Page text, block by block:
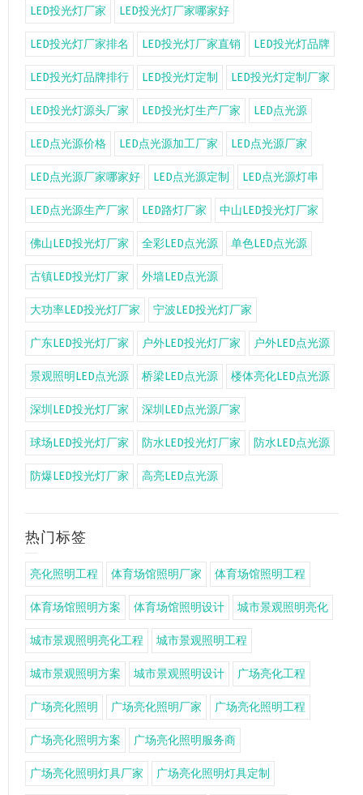
LED投光灯厂家 LED投光灯厂家哪家好
LED投光灯厂家排名 LED投光灯厂家直销 LED投光灯品牌
LED投光灯品牌排行 LED投光灯定制 LED投光灯定制厂家
LED投光灯源头厂家 LED投光灯生产厂家 LED点光源
LED点光源价格 LED点光源加工厂家 LED点光源厂家
LED点光源厂家哪家好 LED点光源定制 LED点光源灯串
LED点光源生产厂家 LED路灯厂家 中山LED投光灯厂家
佛山LED投光灯厂家 全彩LED点光源 单色LED点光源
古镇LED投光灯厂家 外墙LED点光源
大功率LED投光灯厂家 宁波LED投光灯厂家
广东LED投光灯厂家 户外LED投光灯厂家 户外LED点光源
景观照明LED点光源 桥梁LED点光源 楼体亮化LED点光源
深圳LED投光灯厂家 深圳LED点光源厂家
球场LED投光灯厂家 防水LED投光灯厂家 防水LED点光源
防爆LED投光灯厂家 高亮LED点光源
热门标签
亮化照明工程 体育场馆照明厂家 体育场馆照明工程
体育场馆照明方案 体育场馆照明设计 城市景观照明亮化
城市景观照明亮化工程 城市景观照明工程
城市景观照明方案 城市景观照明设计 广场亮化工程
广场亮化照明 广场亮化照明厂家 广场亮化照明工程
广场亮化照明方案 广场亮化照明服务商
广场亮化照明灯具厂家 广场亮化照明灯具定制